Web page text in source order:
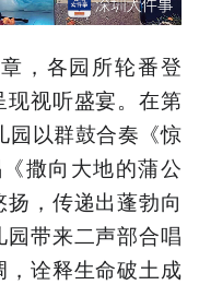
，各园所轮番登
视听盛宴。在第
园以群鼓合奏《惊
撒向大地的蒲公
，传递出蓬勃向
园带来二声部合唱
，诠释生命破土成